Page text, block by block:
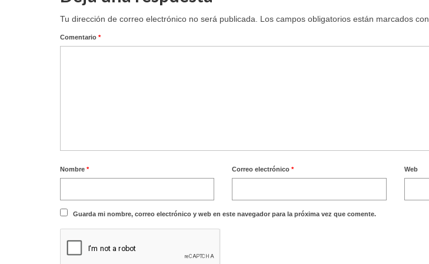
Tu dirección de correo electrónico no será publicada. Los campos obligatorios están marcados con
Comentario *
Nombre * Correo electrónico* Web
Guarda mi nombre, correo electrónico y web en este navegador para la próxima vez que comente.